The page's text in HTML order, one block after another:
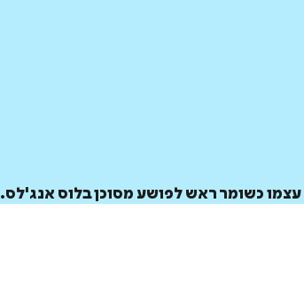
כשומר ראש לפושע מסוכן בלוס אנג'לס.